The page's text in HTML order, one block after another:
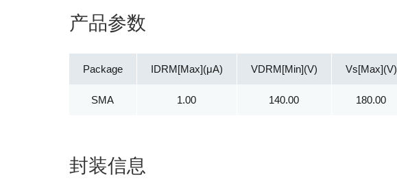
产品参数
Package
SMA
IDRM[Max](μA)
1.00
VDRM[Min](V)
140.00
Vs[Max](V)
180.00
封装信息